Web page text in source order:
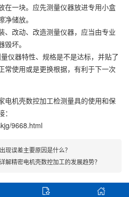
在一块。应先测量仪器放进专用小盒
储放。
改动、改造测量仪器，应当由专业
坏。
仪器特性、规格是不是达标，并贴了
常使用或是更换根据，有利于下一次
电机壳数控加工检测量具的使用和保
9668.html
现误差主要原因是什么？
解精密电机壳数控加工的发展趋势？